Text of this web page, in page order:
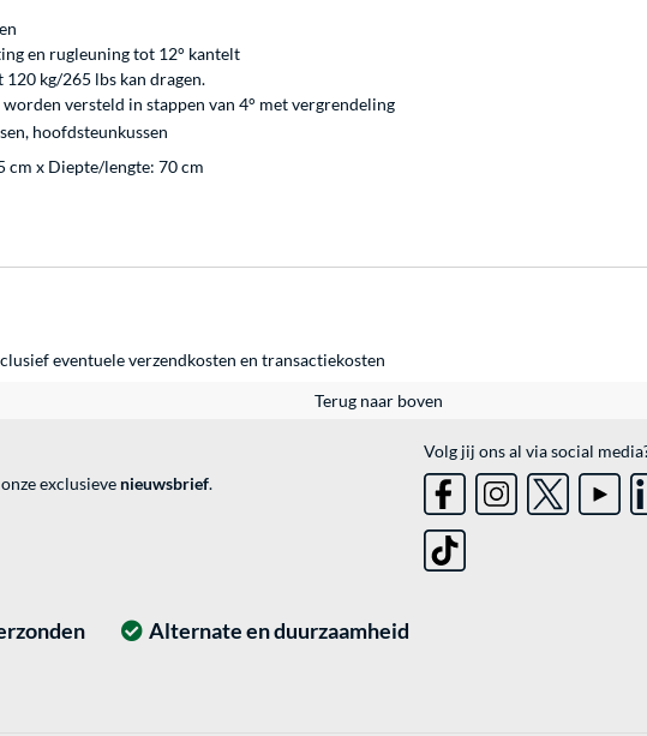
en rugleuning tot 12° kantelt
kg/265 lbs kan dragen.
versteld in stappen van 4° met vergrendeling
hoofdsteunkussen
cm x Diepte/lengte: 70 cm
eventueleverzendkosten en transactiekosten
Terug naar boven
exclusieve nieuwsbrief.
Volg jij ons al via social
Alternate en duurzaamheid